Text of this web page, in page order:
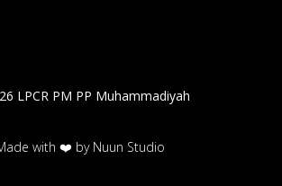
LPCR PM PP Muhammadiyah
with ❤️ by Nuun Studio